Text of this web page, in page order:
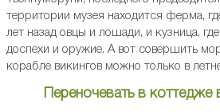
территории музея находится ферма,
лет назад овцы и лошади, и кузница,
доспехи и оружие. А вот совершить
корабле викингов можно только в
Переночевать в коттедже